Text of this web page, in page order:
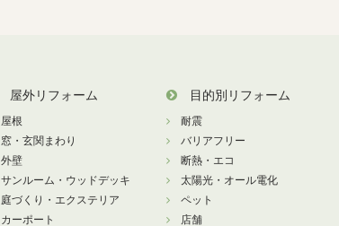
屋外リフォーム
屋根
窓・玄関まわり
外壁
サンルーム・ウッドデッキ
庭づくり・エクステリア
カーポート
目的別リフォーム
耐震
バリアフリー
断熱・エコ
太陽光・オール電化
ペット
店舗